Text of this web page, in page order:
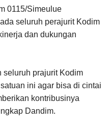
0115/Simeulue
seluruh perajurit Kodim
dan dukungan
seluruh prajurit Kodim
ini agar bisa di cintai
kontribusinya
Dandim.